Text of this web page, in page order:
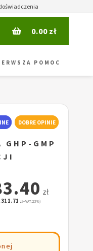
0.00zł
POMOC
DOBRE OPINIE
GHP-GMP
zł
311.71 zł + VAT: 23%)